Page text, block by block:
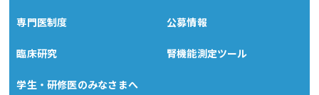
専門医制度 公募情報
臨床研究 腎機能測定ツール
学生・研修医のみなさまへ